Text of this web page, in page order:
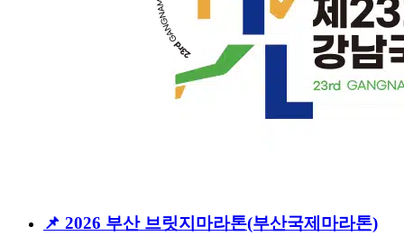
📌 2026 부산 브릿지마라톤(부산국제마라톤)